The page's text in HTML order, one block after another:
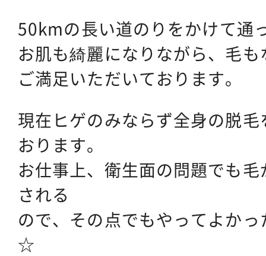
50kmの長い道のりをかけて通
お肌も綺麗になりながら、毛
ご満足いただいております。
現在ヒゲのみならず全身の脱
おります。
お仕事上、衛生面の問題でも
される
ので、その点でもやってよか
☆